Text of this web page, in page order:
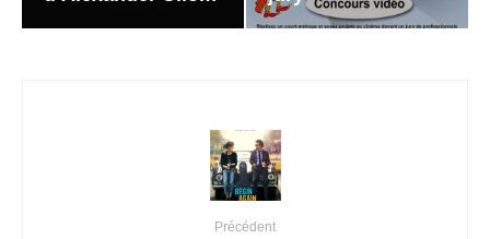
Précédent